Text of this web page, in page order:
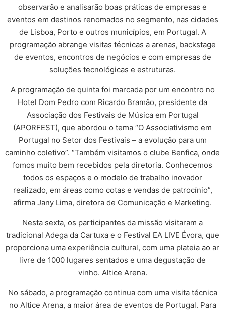
observarão e analisarão boas práticas de empresas e
eventos em destinos renomados no segmento, nas cidades
de Lisboa, Porto e outros municípios, em Portugal. A
programação abrange visitas técnicas a arenas, backstage
de eventos, encontros de negócios e com empresas de
soluções tecnológicas e estruturas.
A programação de quinta foi marcada por um encontro no
Hotel Dom Pedro com Ricardo Bramão, presidente da
Associação dos Festivais de Música em Portugal
(APORFEST), que abordou o tema “O Associativismo em
Portugal no Setor dos Festivais – a evolução para um
caminho coletivo”. “Também visitamos o clube Benfica, onde
fomos muito bem recebidos pela diretoria. Conhecemos
todos os espaços e o modelo de trabalho inovador
realizado, em áreas como cotas e vendas de patrocínio”,
afirma Jany Lima, diretora de Comunicação e Marketing.
Nesta sexta, os participantes da missão visitaram a
tradicional Adega da Cartuxa e o Festival EA LIVE Évora, que
proporciona uma experiência cultural, com uma plateia ao ar
livre de 1000 lugares sentados e uma degustação de
vinho. Altice Arena.
No sábado, a programação continua com uma visita técnica
no Altice Arena, a maior área de eventos de Portugal. Para